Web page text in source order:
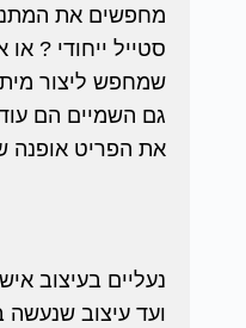
מחפשים את
סטייל ייחודי ?
שמחפש ליצור
גם השמיים הם
את הפריט אופנה
נעליים בעיצוב
ועד עיצוב שנעשה